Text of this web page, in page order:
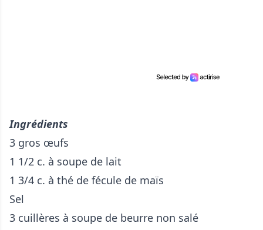
Ingrédients
3 gros œufs
1 1/2 c. à soupe de lait
1 3/4 c. à thé de fécule de maïs
Sel
3 cuillères à soupe de beurre non salé